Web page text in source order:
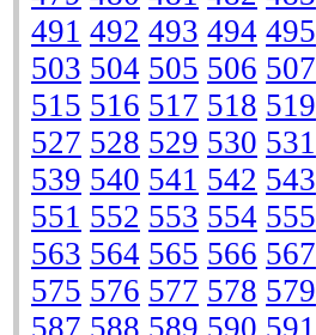
491 492 493 494 495
503 504 505 506 507
515 516 517 518 519
527 528 529 530 531
539 540 541 542 543
551 552 553 554 555
563 564 565 566 567
575 576 577 578 579
587 588 589 590 591